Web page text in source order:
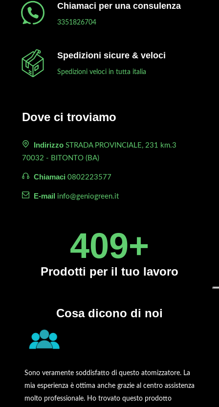
Chiamaci per una consulenza
3351826704
Spedizioni sicure & veloci
Spedizioni veloci in tutta italia
Dove ci troviamo
Indirizzo STRADA PROVINCIALE, 231 km.3
70032 - BITONTO (BA)
Chiamaci 0802223577
E-mail info@geniogreen.it
450+
Prodotti per il tuo lavoro
Cosa dicono di noi
Sono veramente soddisfatto di questo atomizzatore. La
mia esperienza è ottima anche grazie al centro assistenza
molto professionale. Ho trovato questo prodotto